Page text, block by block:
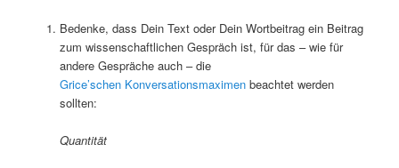
Bedenke, dass Dein Text oder Dein Wortbeitrag ein Beitrag
zum wissenschaftlichen Gespräch ist, für das – wie für
andere Gespräche auch – die
Grice’schen Konversationsmaximenbeachtet werden
sollten:
Quantität